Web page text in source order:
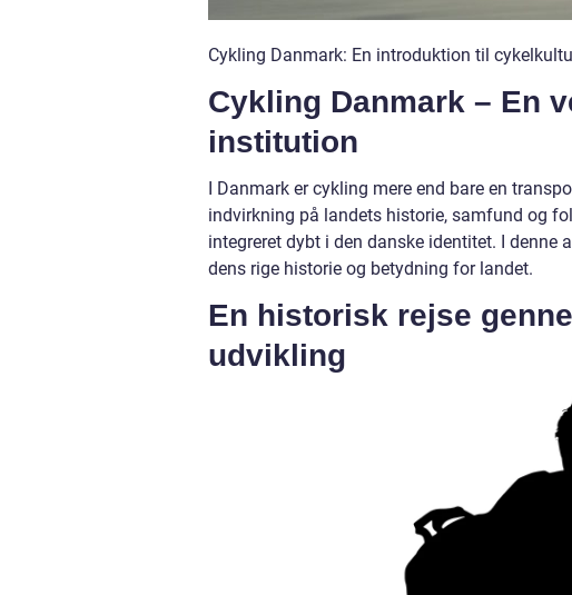
Cykling Danmark: En introduktion til
Cykling Danmark – En
institution
I Danmark er cykling mere end bare en
indvirkning på landets historie, samfund og
integreret dybt i den danske identitet. I denne
dens rige historie og betydning for landet.
En historisk rejse
udvikling